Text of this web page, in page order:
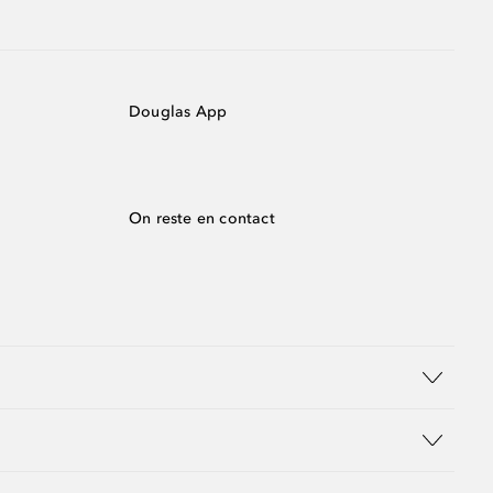
Douglas App
On reste en contact